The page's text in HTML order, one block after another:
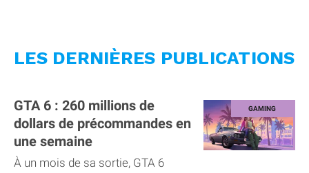
LES DERNIÈRES PUBLICATIONS
GTA 6 : 260 millions de
dollars de précommandes en
une semaine
À un mois de sa sortie, GTA 6